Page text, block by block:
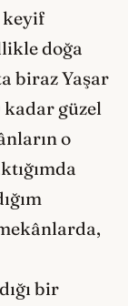
keyif
doğa
biraz Yaşar
kadar güzel
o
bir